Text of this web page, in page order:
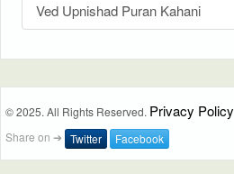
Ved Upnishad Puran Kahani
© 2025. All Rights Reserved. Privacy Policy
Share on ➔ Twitter Facebook